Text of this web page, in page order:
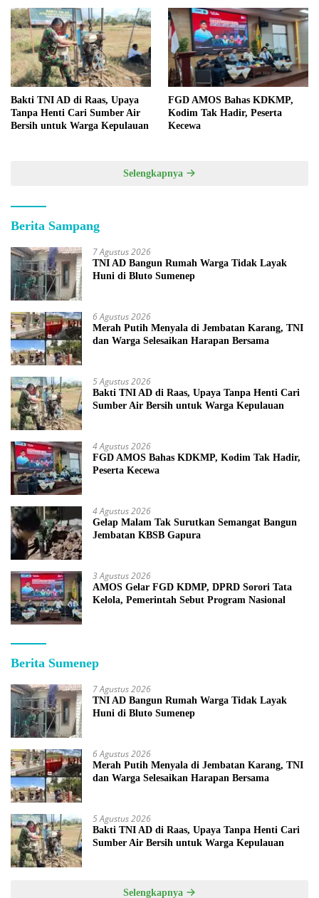
Bakti TNI AD di Raas, Upaya
Tanpa Henti Cari Sumber Air
Bersih untuk Warga Kepulauan
FGD AMOS Bahas KDKMP,
Kodim Tak Hadir, Peserta
Kecewa
Selengkapnya
Berita Sampang
7 Agustus 2026
TNI AD Bangun Rumah Warga Tidak Layak
Huni di Bluto Sumenep
6 Agustus 2026
Merah Putih Menyala di Jembatan Karang, TNI
dan Warga Selesaikan Harapan Bersama
5 Agustus 2026
Bakti TNI AD di Raas, Upaya Tanpa Henti Cari
Sumber Air Bersih untuk Warga Kepulauan
4 Agustus 2026
FGD AMOS Bahas KDKMP, Kodim Tak Hadir,
Peserta Kecewa
4 Agustus 2026
Gelap Malam Tak Surutkan Semangat Bangun
Jembatan KBSB Gapura
3 Agustus 2026
AMOS Gelar FGD KDMP, DPRD Sorori Tata
Kelola, Pemerintah Sebut Program Nasional
Berita Sumenep
7 Agustus 2026
TNI AD Bangun Rumah Warga Tidak Layak
Huni di Bluto Sumenep
6 Agustus 2026
Merah Putih Menyala di Jembatan Karang, TNI
dan Warga Selesaikan Harapan Bersama
5 Agustus 2026
Bakti TNI AD di Raas, Upaya Tanpa Henti Cari
Sumber Air Bersih untuk Warga Kepulauan
Selengkapnya